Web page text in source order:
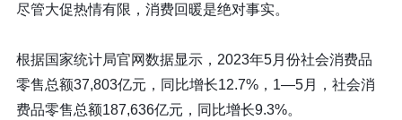
尽管大促热情有限，消费回暖是绝对事实。
根据国家统计局官网数据显示，2023年5月份社会消费品
零售总额37,803亿元，同比增长12.7%，1—5月，社会消
费品零售总额187,636亿元，同比增长9.3%。